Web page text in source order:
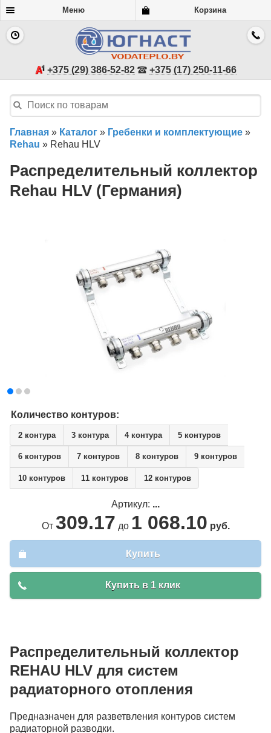
Меню Корзина
+375 (29) 386-52-82 +375 (17) 250-11-66
Главная » Каталог » Гребенки и комплектующие »
Rehau » Rehau HLV
Распределительный коллектор
Rehau HLV (Германия)
Количество контуров:
2 контура 3 контура 4 контура 5 контуров
6 контуров 7 контуров 8 контуров 9 контуров
10 контуров 11 контуров 12 контуров
Артикул: ...
От 309.17 до 1 068.10 руб.
Купить
Купить в 1 клик
Распределительный коллектор
REHAU HLV для систем
радиаторного отопления
Предназначен для разветвления контуров систем
радиаторной разводки.